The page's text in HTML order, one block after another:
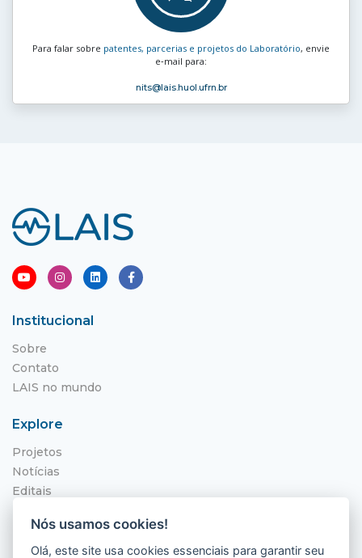
Para falar sobre patentes, parcerias e projetos do Laboratório, envie
e‑mail para:
nits@lais.huol.ufrn.br
Institucional
Sobre
Contato
LAIS no mundo
Explore
Projetos
Notícias
Editais
Localização
Nós usamos cookies!
Olá, este site usa cookies essenciais para garantir seu